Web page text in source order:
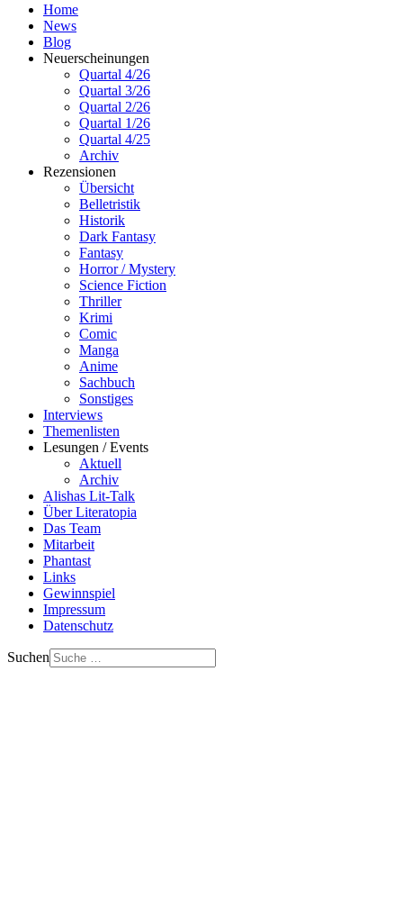
Home
News
Blog
Neuerscheinungen
Quartal 4/26
Quartal 3/26
Quartal 2/26
Quartal 1/26
Quartal 4/25
Archiv
Rezensionen
Übersicht
Belletristik
Historik
Dark Fantasy
Fantasy
Horror / Mystery
Science Fiction
Thriller
Krimi
Comic
Manga
Anime
Sachbuch
Sonstiges
Interviews
Themenlisten
Lesungen / Events
Aktuell
Archiv
Alishas Lit-Talk
Über Literatopia
Das Team
Mitarbeit
Phantast
Links
Gewinnspiel
Impressum
Datenschutz
Suchen